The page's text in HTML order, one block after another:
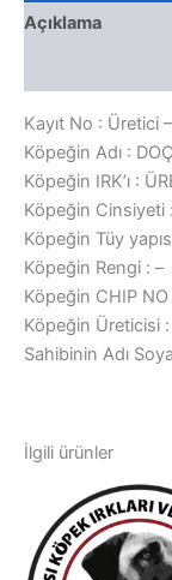
Açıklama
Kayıt No : Üretici
Köpeğin Adı :
Köpeğin IRK’ı :
Köpeğin Cinsiyeti
Köpeğin Tüy
Köpeğin Rengi : –
Köpeğin CHIP NO
Köpeğin Üreticisi :
Sahibinin Adı
İlgili ürünler